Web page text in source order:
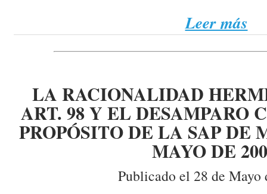
Leer más
LA RACIONALIDAD
ART. 98 Y EL DESAMPARO
PROPÓSITO DE LA SAP DE
MAYO DE
Publicado el 28 de Mayo